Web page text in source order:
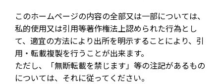
このホームページの内容の全部又は一部については、
私的使用又は引用等著作権法上認められた行為とし
て、適宜の方法により出所を明示することにより、引
用・転載複製を行うことが出来ます。
ただし、「無断転載を禁じます」等の注記があるもの
については、それに従ってください。